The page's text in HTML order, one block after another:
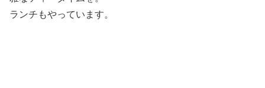
ランチもやっています。